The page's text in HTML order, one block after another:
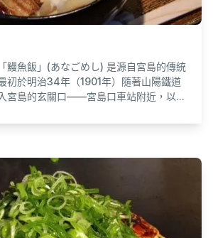
鰻魚飯」(あなごめし) 是源自宮島的傳統
初於明治34年（1901年）隨著山陽鐵道
宮島的玄關口——宮島口車站附近，以...